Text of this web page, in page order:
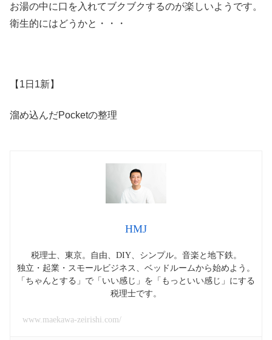
お湯の中に口を入れてブクブクするのが楽しいようです。
衛生的にはどうかと・・・
【1日1新】
溜め込んだPocketの整理
HMJ
税理士、東京。自由、DIY、シンプル。音楽と地下鉄。
独立・起業・スモールビジネス、ベッドルームから始めよう。
「ちゃんとする」で「いい感じ」を「もっといい感じ」にする
税理士です。
www.maekawa-zeirishi.com/